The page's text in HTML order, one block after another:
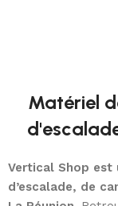
Matériel
Vertical Shop est
d’escalade, de